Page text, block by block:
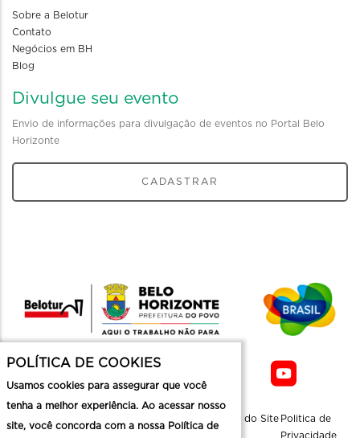
Sobre a Belotur
Contato
Negócios em BH
Blog
Divulgue seu evento
Envio de informações para divulgação de eventos no Portal Belo
Horizonte
CADASTRAR
Mapa do Site Politica de
Privacidade
POLÍTICA DE COOKIES
Usamos cookies para assegurar que você
tenha a melhor experiência. Ao acessar nosso
site, você concorda com a nossa Política de